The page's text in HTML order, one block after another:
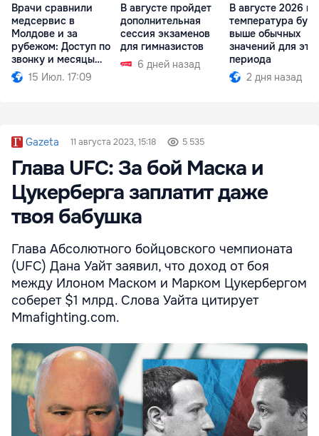
Врачи сравнили
медсервис в
Молдове и за
рубежом: Доступ по
звонку и месяцы
ожидания
15 Июл. 17:09
В августе пройдет
дополнительная
сессия экзаменов
для гимназистов
6 дней назад
В августе 2026
температура
выше обычных
значений для
периода
2 дня назад
Gazeta 11 августа 2023, 15:18 5 535
Глава UFC: За бой Маска и
Цукерберга заплатит даже
твоя бабушка
Глава Абсолютного бойцовского чемпионата
(UFC) Дана Уайт заявил, что доход от боя
между Илоном Маском и Марком Цукербергом
соберет $1 млрд. Слова Уайта цитирует
Mmafighting.com.